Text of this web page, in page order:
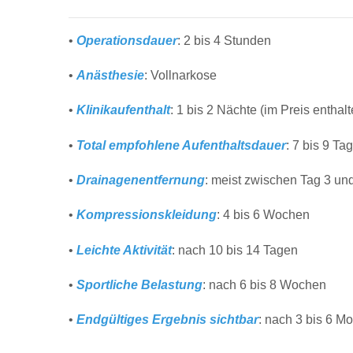
• Operationsdauer: 2 bis 4 Stunden
• Anästhesie: Vollnarkose
• Klinikaufenthalt: 1 bis 2 Nächte (im Preis
• Total empfohlene Aufenthaltsdauer: 7 bis 9
• Drainagenentfernung: meist zwischen Tag 3
• Kompressionskleidung: 4 bis 6 Wochen
• Leichte Aktivität: nach 10 bis 14 Tagen
• Sportliche Belastung: nach 6 bis 8 Wochen
• Endgültiges Ergebnis sichtbar: nach 3 bis 6